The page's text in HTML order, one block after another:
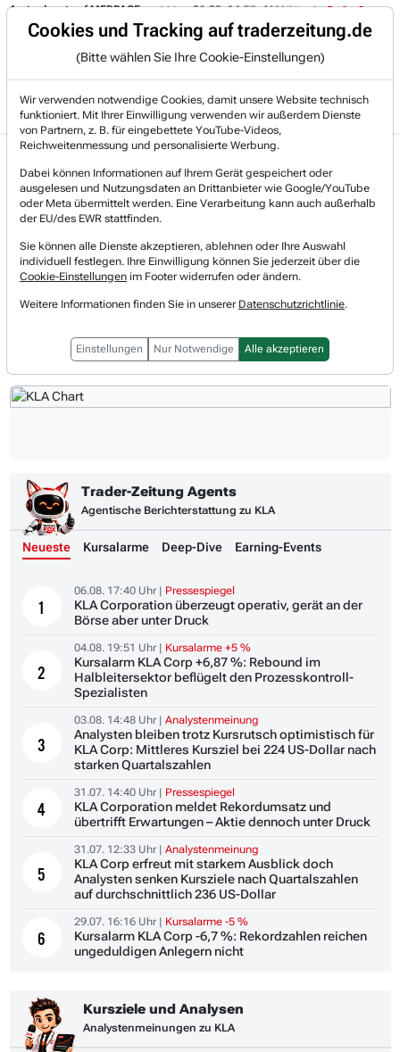
Trading-Room
auf MEDPACE. 06.08. 14:58 AMAZON (i) hat zwei Tage
KLA Aktie News &
Nachrichten
[WKN: 865884 | Symbol: KLAC]
Realtimekurs
+2,70 %
198,43 $
Vorbörsliche Indikationen
Regulärer Handel
Trader-Zeitung Agents
Agentische Berichterstattung zu KLA
Neueste Kursalarme Deep-Dive Earning-Events
1
06.08. 17:40 Uhr | Pressespiegel
KLA Corporation überzeugt operativ, gerät an der
Börse aber unter Druck
2
04.08. 19:51 Uhr | Kursalarme +5 %
Kursalarm KLA Corp +6,87 %: Rebound im
Halbleitersektor beflügelt den Prozesskontroll-
Spezialisten
3
03.08. 14:48 Uhr |Analystenmeinung
Analysten bleiben trotz Kursrutsch optimistisch für
KLA Corp: Mittleres Kursziel bei 224 US-Dollar nach
starken Quartalszahlen
4
31.07. 14:40 Uhr | Pressespiegel
KLA Corporation meldet Rekordumsatz und
übertrifft Erwartungen – Aktie dennoch unter Druck
5
31.07. 12:33 Uhr |Analystenmeinung
KLA Corp erfreut mit starkem Ausblick doch
Analysten senken Kursziele nach Quartalszahlen
auf durchschnittlich 236 US-Dollar
6
29.07. 16:16 Uhr | Kursalarme -5 %
Kursalarm KLA Corp -6,7 %: Rekordzahlen reichen
ungeduldigen Anlegern nicht
Kursziele und Analysen
Analystenmeinungen zu KLA
Cookies und Tracking auf traderzeitung.de
(Bitte wählen Sie Ihre Cookie-Einstellungen)
Wir verwenden notwendige Cookies, damit unsere Website technisch
funktioniert. Mit Ihrer Einwilligung verwenden wir außerdem Dienste
von Partnern, z. B. für eingebettete YouTube-Videos,
Reichweitenmessung und personalisierte Werbung.
Dabei können Informationen auf Ihrem Gerät gespeichert oder
ausgelesen und Nutzungsdaten an Drittanbieter wie Google/YouTube
oder Meta übermittelt werden. Eine Verarbeitung kann auch außerhalb
der EU/des EWR stattfinden.
Sie können alle Dienste akzeptieren, ablehnen oder Ihre Auswahl
individuell festlegen. Ihre Einwilligung können Sie jederzeit über die
Cookie-Einstellungen im Footer widerrufen oder ändern.
Weitere Informationen finden Sie in unserer Datenschutzrichtlinie.
Einstellungen Nur Notwendige Alle akzeptieren